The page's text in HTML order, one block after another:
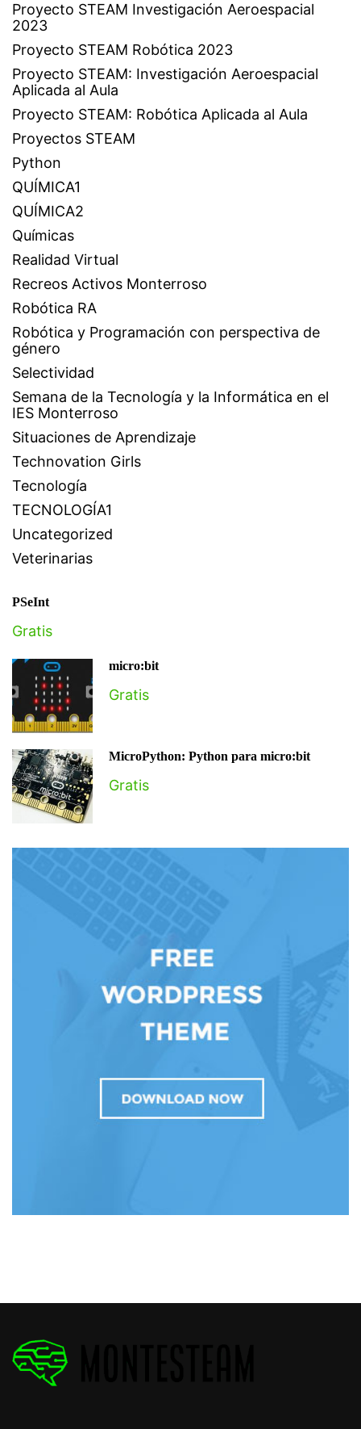
Proyecto STEAM Investigación Aeroespacial
2023
Proyecto STEAM Robótica 2023
Proyecto STEAM: Investigación Aeroespacial
Aplicada al Aula
Proyecto STEAM: Robótica Aplicada al Aula
Proyectos STEAM
Python
QUÍMICA1
QUÍMICA2
Químicas
Realidad Virtual
Recreos Activos Monterroso
Robótica RA
Robótica y Programación con perspectiva de
género
Selectividad
Semana de la Tecnología y la Informática en el
IES Monterroso
Situaciones de Aprendizaje
Technovation Girls
Tecnología
TECNOLOGÍA1
Uncategorized
Veterinarias
PSeInt
Gratis
micro:bit
Gratis
MicroPython: Python para micro:bit
Gratis